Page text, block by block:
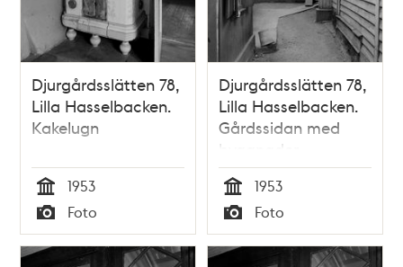
Djurgårdsslätten 78,
Lilla Hasselbacken.
Kakelugn
Tid
1953
Typ
Foto
Djurgårdsslätten 78,
Lilla Hasselbacken.
Gårdssidan med
byggnader
Tid
1953
Typ
Foto